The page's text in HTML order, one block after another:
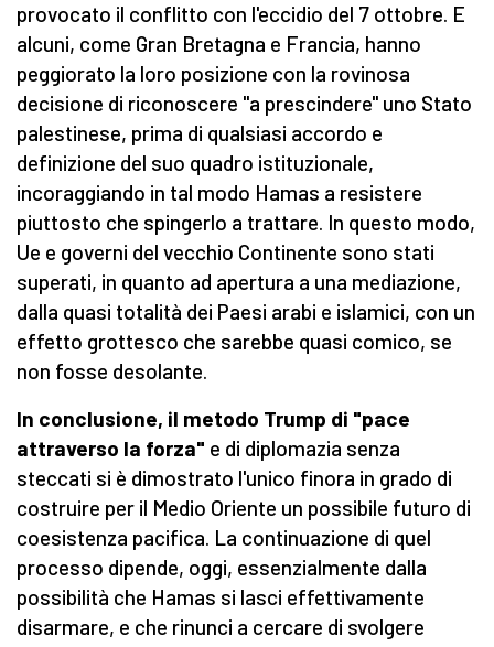
provocato il conflitto con l'eccidio del 7 ottobre. E
alcuni, come Gran Bretagna e Francia, hanno
peggiorato la loro posizione con la rovinosa
decisione di riconoscere "a prescindere" uno Stato
palestinese, prima di qualsiasi accordo e
definizione del suo quadro istituzionale,
incoraggiando in tal modo Hamas a resistere
piuttosto che spingerlo a trattare. In questo modo,
Ue e governi del vecchio Continente sono stati
superati, in quanto ad apertura a una mediazione,
dalla quasi totalità dei Paesi arabi e islamici, con un
effetto grottesco che sarebbe quasi comico, se
non fosse desolante.
In conclusione, il metodo Trump di "pace
attraverso la forza" e di diplomazia senza
steccati si è dimostrato l'unico finora in grado di
costruire per il Medio Oriente un possibile futuro di
coesistenza pacifica. La continuazione di quel
processo dipende, oggi, essenzialmente dalla
possibilità che Hamas si lasci effettivamente
disarmare, e che rinunci a cercare di svolgere